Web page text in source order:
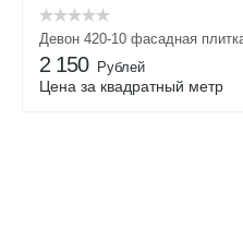
Девон 420-10 фасадная
2 150 Рублей
Цена за квадратный метр